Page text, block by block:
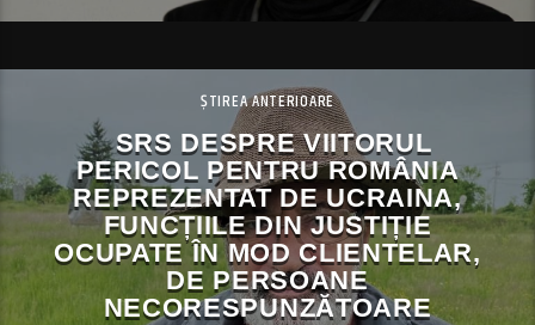
ȘTIREA ANTERIOARE
SRS DESPRE VIITORUL
PERICOL PENTRU ROMÂNIA
REPREZENTAT DE UCRAINA,
FUNCȚIILE DIN JUSTIȚIE
OCUPATE ÎN MOD CLIENTELAR,
DE PERSOANE
NECORESPUNZĂTOARE